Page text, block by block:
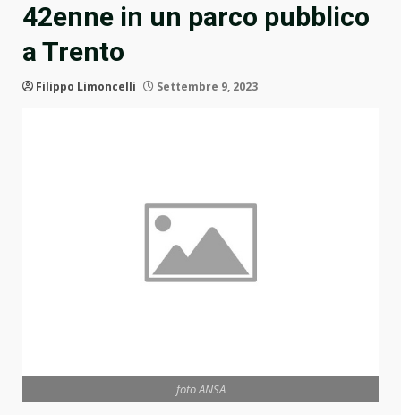
42enne in un parco pubblico
a Trento
Filippo Limoncelli Settembre 9, 2023
foto ANSA